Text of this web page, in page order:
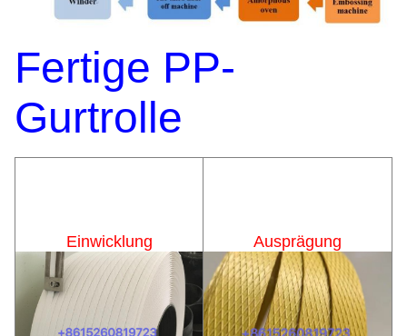
Fertige PP-
Gurtrolle
Einwicklung Ausprägung